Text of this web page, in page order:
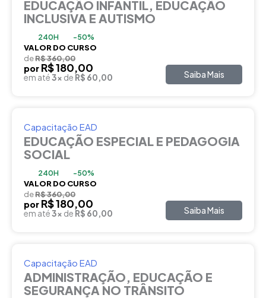
EDUCAÇÃO INFANTIL, EDUCAÇÃO
INCLUSIVA E AUTISMO
240H -50%
VALOR DO CURSO
deR$ 360,00
por R$ 180,00
em até3x de R$ 60,00 Saiba Mais
Capacitação EAD
EDUCAÇÃO ESPECIAL E PEDAGOGIA
SOCIAL
240H -50%
VALOR DO CURSO
deR$ 360,00
por R$ 180,00
em até3x de R$ 60,00 Saiba Mais
Capacitação EAD
ADMINISTRAÇÃO, EDUCAÇÃO E
SEGURANÇA NO TRÂNSITO